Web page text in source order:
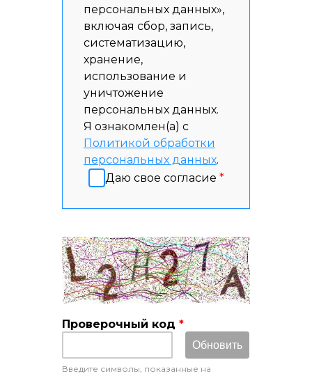
персональных данных»,
включая сбор, запись,
систематизацию,
хранение,
использование и
уничтожение
персональных данных.
Я ознакомлен(а) с
Политикой обработки
персональных данных.
Даю свое согласие *
Проверочный код *
Введите символы, показанные на